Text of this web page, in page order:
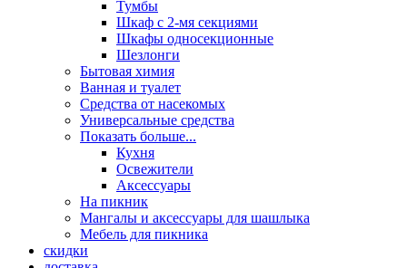
Тумбы
Шкаф с 2-мя секциями
Шкафы односекционные
Шезлонги
Бытовая химия
Ванная и туалет
Средства от насекомых
Универсальные средства
Показать больше...
Кухня
Освежители
Аксессуары
На пикник
Мангалы и аксессуары для шашлыка
Мебель для пикника
скидки